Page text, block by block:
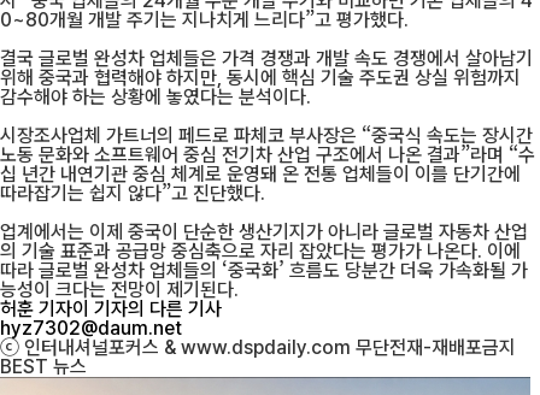
0~80개월 개발 주기는 지나치게 느리다”고 평가했다.
결국 글로벌 완성차 업체들은 가격 경쟁과 개발 속도 경쟁에서 살아남기
위해 중국과 협력해야 하지만, 동시에 핵심 기술 주도권 상실 위험까지
감수해야 하는 상황에 놓였다는 분석이다.
시장조사업체 가트너의 페드로 파체코 부사장은 “중국식 속도는 장시간
노동 문화와 소프트웨어 중심 전기차 산업 구조에서 나온 결과”라며 “수
십 년간 내연기관 중심 체계로 운영돼 온 전통 업체들이 이를 단기간에
따라잡기는 쉽지 않다”고 진단했다.
업계에서는 이제 중국이 단순한 생산기지가 아니라 글로벌 자동차 산업
의 기술 표준과 공급망 중심축으로 자리 잡았다는 평가가 나온다. 이에
따라 글로벌 완성차 업체들의 ‘중국화’ 흐름도 당분간 더욱 가속화될 가
능성이 크다는 전망이 제기된다.
허훈 기자이 기자의 다른 기사
hyz7302@daum.net
ⓒ 인터내셔널포커스 & www.dspdaily.com 무단전재-재배포금지
BEST 뉴스